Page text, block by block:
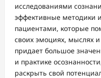
исследованиями
эффективные методики
пациентами, которые
своих эмоциях, мыслях
придает большое
и практике
раскрыть свой